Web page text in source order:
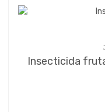
Insecticida